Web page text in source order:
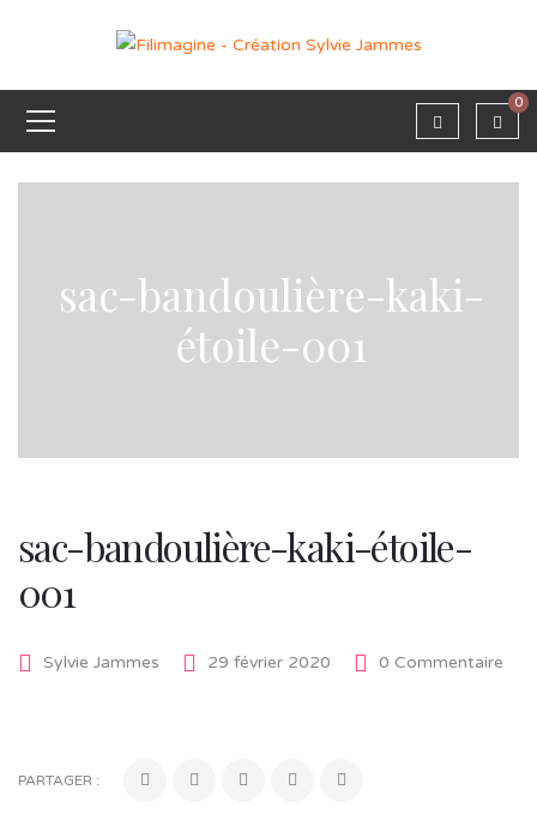
0
sac-bandoulière-kaki-
étoile-001
sac-bandoulière-kaki-étoile-
001
Sylvie Jammes 29 février 2020 0 Commentaire
PARTAGER :